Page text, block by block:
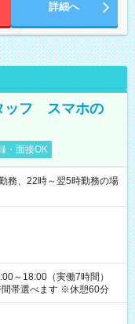
詳細へ
ッフ スマホの
・面接OK
、22時～翌5時勤務の場
～18:00（実働7時間）
帯選べます ※休憩60分